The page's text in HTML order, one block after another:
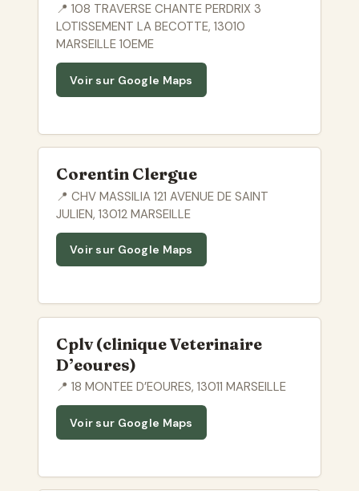
📍 108 TRAVERSE CHANTE PERDRIX 3
LOTISSEMENT LA BECOTTE, 13010
MARSEILLE 10EME
Voir sur Google Maps
Corentin Clergue
📍 CHV MASSILIA 121 AVENUE DE SAINT
JULIEN, 13012 MARSEILLE
Voir sur Google Maps
Cplv (clinique Veterinaire
D’eoures)
📍 18 MONTEE D’EOURES, 13011 MARSEILLE
Voir sur Google Maps